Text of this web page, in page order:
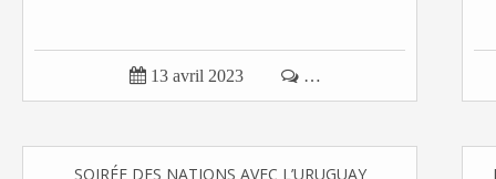
 13 avril 2023  …
SOIRÉE DES NATIONS AVEC L’URUGUAY